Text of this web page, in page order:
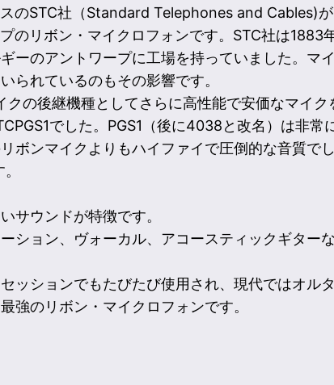
のSTC社（Standard Telephones and Cables)
のリボン・マイクロフォンです。STC社は1883
ーのアントワープに工場を持っていました。マ
られているのもその影響です。
の後継機種としてさらに高性能で安価なマイク
でした。PGS1（後に4038と改名）は非常
ボンマイクよりもハイファイで圧倒的な音質で
サウンドが特徴です。
ション、ヴォーカル、アコースティックギター
ッションでもたびたび使用され、現代ではオル
強のリボン・マイクロフォンです。